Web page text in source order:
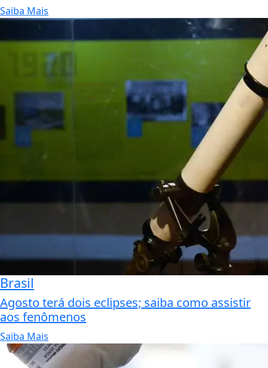
Saiba Mais
Brasil
Agosto terá dois eclipses; saiba como assistir
aos fenômenos
Saiba Mais